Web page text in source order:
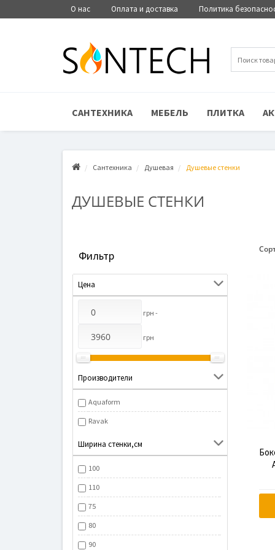
О нас Оплата и доставка Политика
САНТЕХНИКА МЕБЕЛЬ ПЛИТКА
Сантехника Душевая Душевые стенки
ДУШЕВЫЕ СТЕНКИ
Фильтр
Цена
грн -
грн
Производители
Aquaform
Ravak
Ширина стенки,см
100
110
75
80
90